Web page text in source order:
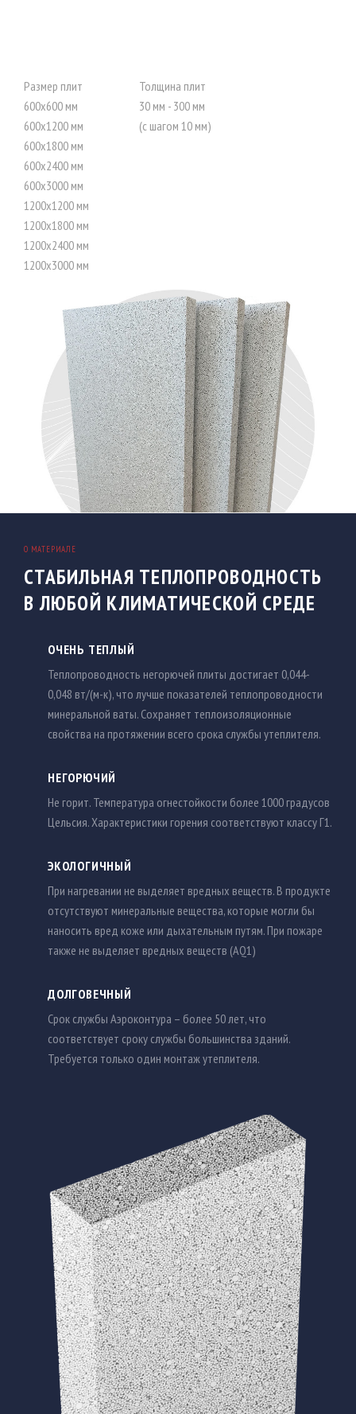
Размер плит
600x600 мм
600x1200 мм
600x1800 мм
600x2400 мм
600x3000 мм
1200x1200 мм
1200x1800 мм
1200x2400 мм
1200x3000 мм
Толщина плит
30 мм - 300 мм
(с шагом 10 мм)
О МАТЕРИАЛЕ
СТАБИЛЬНАЯ ТЕПЛОПРОВОДНОСТЬ
В ЛЮБОЙ КЛИМАТИЧЕСКОЙ СРЕДЕ
ОЧЕНЬ ТЕПЛЫЙ
Теплопроводность негорючей плиты достигает 0,044-
0,048 вт/(м-к), что лучше показателей теплопроводности
минеральной ваты. Сохраняет теплоизоляционные
свойства на протяжении всего срока службы утеплителя.
НЕГОРЮЧИЙ
Не горит. Температура огнестойкости более 1000 градусов
Цельсия. Характеристики горения соответствуют классу Г1.
ЭКОЛОГИЧНЫЙ
При нагревании не выделяет вредных веществ. В продукте
отсутствуют минеральные вещества, которые могли бы
наносить вред коже или дыхательным путям. При пожаре
также не выделяет вредных веществ (АQ1)
ДОЛГОВЕЧНЫЙ
Срок службы Аэроконтура – более 50 лет, что
соответствует сроку службы большинства зданий.
Требуется только один монтаж утеплителя.